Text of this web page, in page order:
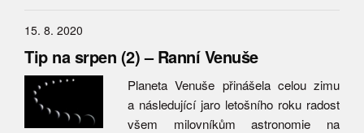
15. 8. 2020
Tip na srpen (2) – Ranní Venuše
Planeta Venuše přinášela celou zimu
a následující jaro letošního roku radost
všem milovníkům astronomie na